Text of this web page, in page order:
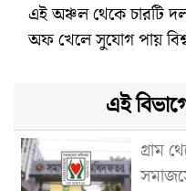
এই অঞ্চল থেকে চারটি
অফ খেলে সুযোগ পায়
এই
গ্রাম